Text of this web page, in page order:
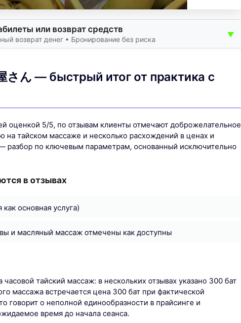
или возврат средств
возврат денег • Бронирование без риска
▼
さん — быстрый итог от практика с
оценкой 5/5, по отзывам клиенты отмечают доброжелательное
на тайском массаже и несколько расхождений в ценах и
разбор по ключевым параметрам, основанный исключительно
в отзывах
основная услуга)
и масляный массаж отмечены как доступны
тайский массаж: в нескольких отзывах указано 300 бат
массажа встречается цена 300 бат при фактической
говорит о неполной единообразности в прайсинге и
время до начала сеанса.